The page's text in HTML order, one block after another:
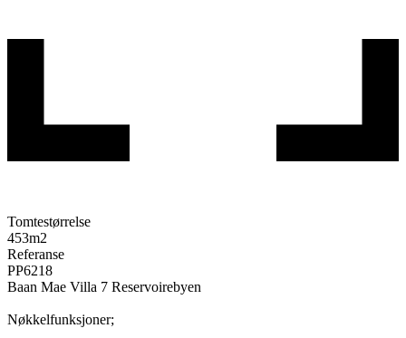
Tomtestørrelse
453m2
Referanse
PP6218
Baan Mae Villa 7 Reservoirebyen
Nøkkelfunksjoner;